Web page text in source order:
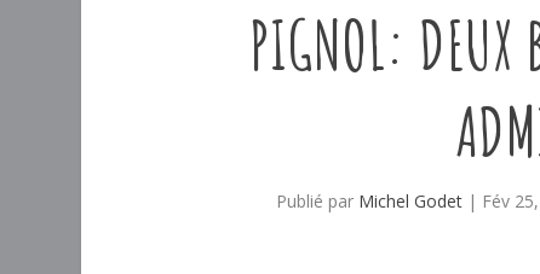
PIGNOL: DEUX
Publié par Michel Godet | Fév